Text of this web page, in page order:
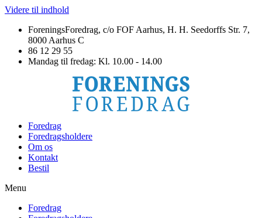
Videre til indhold
ForeningsForedrag, c/o FOF Aarhus, H. H. Seedorffs Str. 7,
8000 Aarhus C
86 12 29 55
Mandag til fredag: Kl. 10.00 - 14.00
Foredrag
Foredragsholdere
Om os
Kontakt
Bestil
Menu
Foredrag